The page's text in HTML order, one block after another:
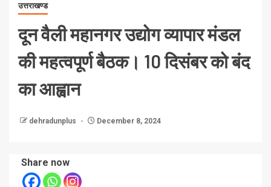
उत्तराखण्ड
दून वैली महानगर उद्योग व्यापार मंडल
की महत्वपूर्ण बैठक। 10 दिसंबर को बंद
का आह्वान
dehradunplus December 8, 2024
Share now